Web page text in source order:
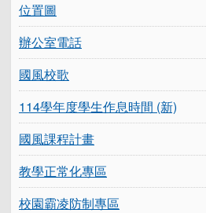
位置圖
辦公室電話
國風校歌
114學年度學生作息時間 (新)
國風課程計畫
教學正常化專區
校園霸凌防制專區